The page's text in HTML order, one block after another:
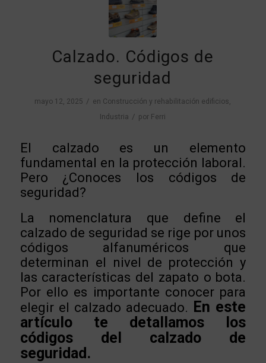
Calzado. Códigos de
seguridad
mayo 12, 2025 / en Construcción y rehabilitación edificios,
Industria / por Ferri
El calzado es un elemento
fundamental en la protección laboral.
Pero ¿Conoces los códigos de
seguridad?
La nomenclatura que define el
calzado de seguridad se rige por unos
códigos alfanuméricos que
determinan el nivel de protección y
las características del zapato o bota.
Por ello es importante conocer para
elegir el calzado adecuado. En este
artículo te detallamos los
códigos del calzado de
seguridad.